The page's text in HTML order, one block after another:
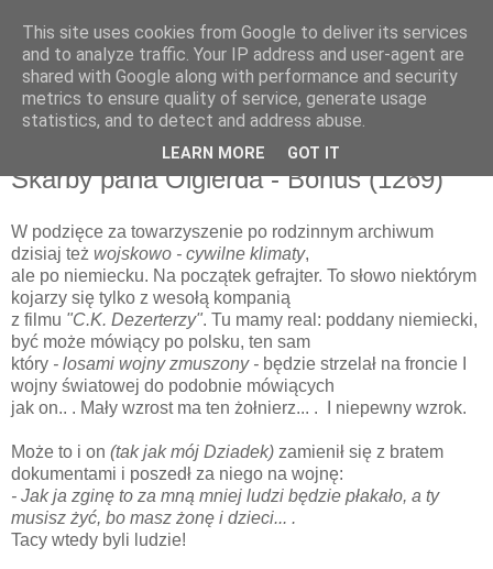
poniedziałek, 24 czerwca 2013
Skarby pana Olgierda - Bonus (1269)
W podzięce za towarzyszenie po rodzinnym archiwum
dzisiaj też wojskowo - cywilne klimaty,
ale po niemiecku. Na początek gefrajter. To słowo niektórym
kojarzy się tylko z wesołą kompanią
z filmu "C.K. Dezerterzy". Tu mamy real: poddany niemiecki,
być może mówiący po polsku, ten sam
który - losami wojny zmuszony - będzie strzelał na froncie I
wojny światowej do podobnie mówiących
jak on.. . Mały wzrost ma ten żołnierz... . I niepewny wzrok.
Może to i on (tak jak mój Dziadek) zamienił się z bratem
dokumentami i poszedł za niego na wojnę:
- Jak ja zginę to za mną mniej ludzi będzie płakało, a ty
musisz żyć, bo masz żonę i dzieci... .
Tacy wtedy byli ludzie!
This site uses cookies from Google to deliver its services
and to analyze traffic. Your IP address and user-agent are
shared with Google along with performance and security
metrics to ensure quality of service, generate usage
statistics, and to detect and address abuse.
LEARN MORE GOT IT